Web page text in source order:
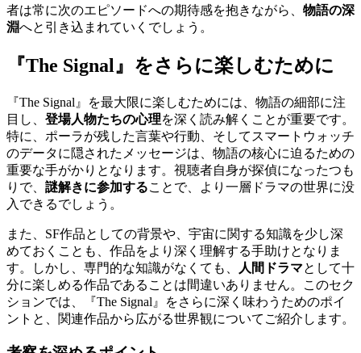
者は常に次のエピソードへの期待感を抱きながら、 物語の深
淵へと引き込まれていくでしょう。
『The Signal』をさらに楽しむために
『The Signal』を最大限に楽しむためには、物語の細部に注
目し、 登場人物たちの心理を深く読み解くことが重要です。
特に、ポーラが残した言葉や行動、そしてスマートウォッチ
のデータに隠されたメッセージは、物語の核心に迫るための
重要な手がかりとなります。視聴者自身が探偵になったつも
りで、 謎解きに参加することで、より一層ドラマの世界に没
入できるでしょう。
また、SF作品としての背景や、宇宙に関する知識を少し深
めておくことも、作品をより深く理解する手助けとなりま
す。しかし、専門的な知識がなくても、
人間ドラマとして十
分に楽しめる作品であることは間違いありません。このセク
ションでは、『The Signal』をさらに深く味わうためのポイ
ントと、関連作品から広がる世界観についてご紹介します。